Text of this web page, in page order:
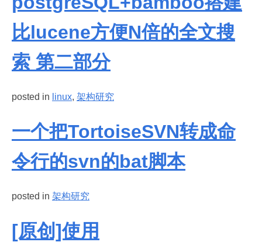
比lucene方便N倍的全文搜
索 第二部分
posted in linux, 架构研究
一个把TortoiseSVN转成命
令行的svn的bat脚本
posted in 架构研究
[原创]使用